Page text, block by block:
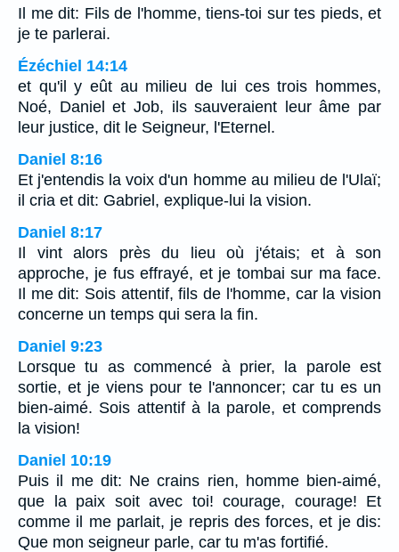
Il me dit: Fils de l'homme, tiens-toi sur tes pieds, et
je te parlerai.
Ézéchiel 14:14
et qu'il y eût au milieu de lui ces trois hommes,
Noé, Daniel et Job, ils sauveraient leur âme par
leur justice, dit le Seigneur, l'Eternel.
Daniel 8:16
Et j'entendis la voix d'un homme au milieu de l'Ulaï;
il cria et dit: Gabriel, explique-lui la vision.
Daniel 8:17
Il vint alors près du lieu où j'étais; et à son
approche, je fus effrayé, et je tombai sur ma face.
Il me dit: Sois attentif, fils de l'homme, car la vision
concerne un temps qui sera la fin.
Daniel 9:23
Lorsque tu as commencé à prier, la parole est
sortie, et je viens pour te l'annoncer; car tu es un
bien-aimé. Sois attentif à la parole, et comprends
la vision!
Daniel 10:19
Puis il me dit: Ne crains rien, homme bien-aimé,
que la paix soit avec toi! courage, courage! Et
comme il me parlait, je repris des forces, et je dis:
Que mon seigneur parle, car tu m'as fortifié.